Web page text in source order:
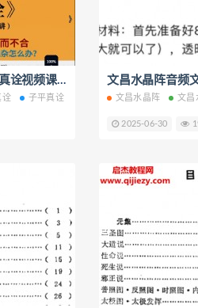
耿银鹏八字高级专题子平真诠视频课程20集百度网盘下载学习
诠 子平真诠 耿银鹏八字文昌水晶阵 文昌
2025-06-30